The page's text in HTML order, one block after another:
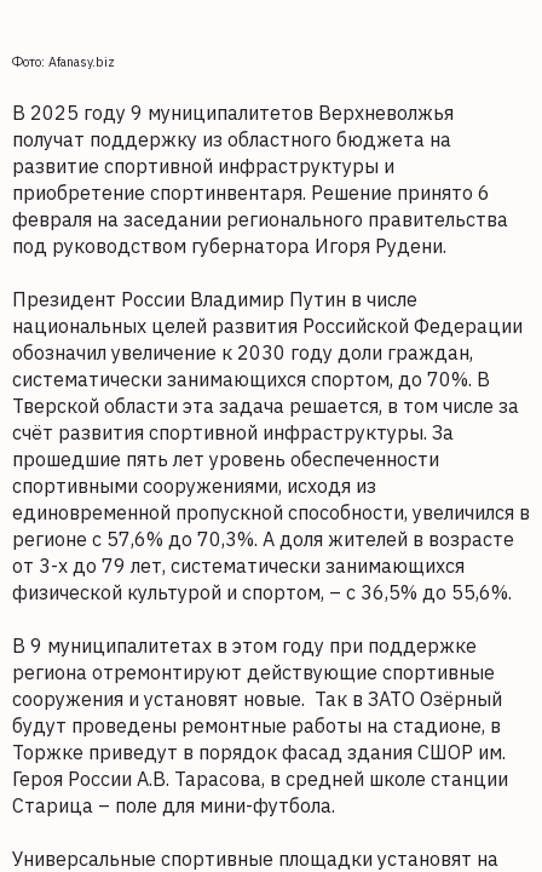
Фото: Afanasy.biz
В 2025 году 9 муниципалитетов Верхневолжья
получат поддержку из областного бюджета на
развитие спортивной инфраструктуры и
приобретение спортинвентаря. Решение принято 6
февраля на заседании регионального правительства
под руководством губернатора Игоря Рудени.
Президент России Владимир Путин в числе
национальных целей развития Российской Федерации
обозначил увеличение к 2030 году доли граждан,
систематически занимающихся спортом, до 70%. В
Тверской области эта задача решается, в том числе за
счёт развития спортивной инфраструктуры. За
прошедшие пять лет уровень обеспеченности
спортивными сооружениями, исходя из
единовременной пропускной способности, увеличился в
регионе с 57,6% до 70,3%. А доля жителей в возрасте
от 3-х до 79 лет, систематически занимающихся
физической культурой и спортом, – с 36,5% до 55,6%.
В 9 муниципалитетах в этом году при поддержке
региона отремонтируют действующие спортивные
сооружения и установят новые. Так в ЗАТО Озёрный
будут проведены ремонтные работы на стадионе, в
Торжке приведут в порядок фасад здания СШОР им.
Героя России А.В. Тарасова, в средней школе станции
Старица – поле для мини-футбола.
Универсальные спортивные площадки установят на